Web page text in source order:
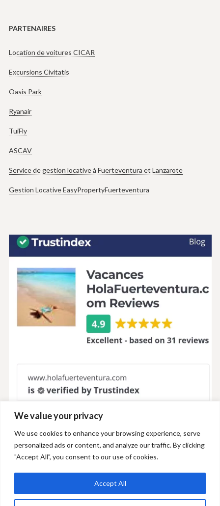
We value your privacy
We use cookies to enhance your browsing experience, serve
personalized ads or content, and analyze our traffic. By clicking
"Accept All", you consent to our use of cookies.
Accept All
PARTENAIRES
Location de voitures CICAR
Excursions Civitatis
Oasis Park
Ryanair
TuiFly
ASCAV
Service de gestion locative à Fuerteventura et Lanzarote
Gestion Locative EasyPropertyFuerteventura
+34 606 893 686